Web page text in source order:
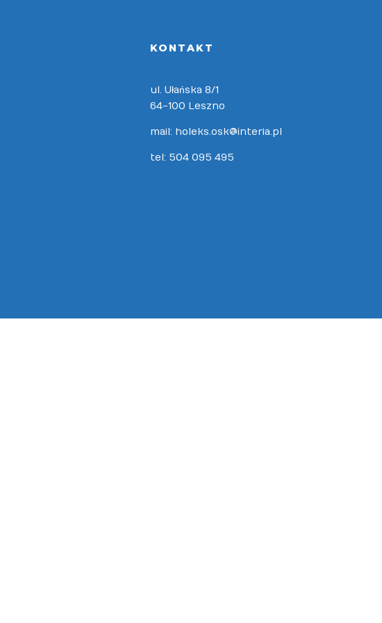
KONTAKT
ul. Ułańska 8/1
64-100 Leszno
mail: holeks.osk@interia.pl
tel: 504 095 495